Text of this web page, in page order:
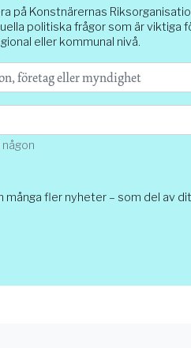
på Konstnärernas
politiska frågor som är
eller kommunal nivå.
många fler nyheter – som del av